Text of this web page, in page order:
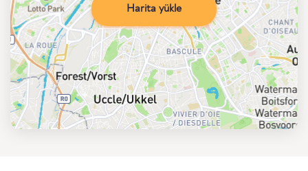
Harita yükle